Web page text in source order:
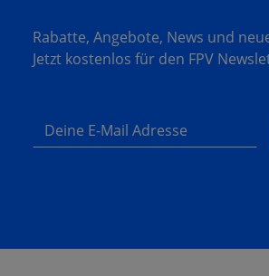
Rabatte, Angebote, News und
Jetzt kostenlos für den FPV
Deine E-Mail Adresse